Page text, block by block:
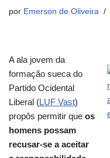
por Emerson de Oliveira
A ala jovem da
formação sueca do
Partido Ocidental
Liberal (LUF Vast)
propôs permitir que os
homens possam
recusar-se a aceitar